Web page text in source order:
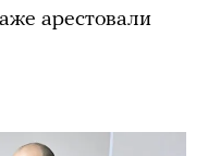
арестовали